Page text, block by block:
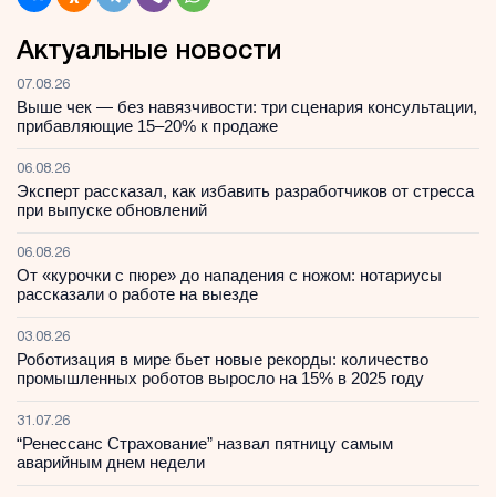
Актуальные новости
07.08.26
Выше чек — без навязчивости: три сценария консультации,
прибавляющие 15–20% к продаже
06.08.26
Эксперт рассказал, как избавить разработчиков от стресса
при выпуске обновлений
06.08.26
От «курочки с пюре» до нападения с ножом: нотариусы
рассказали о работе на выезде
03.08.26
Роботизация в мире бьет новые рекорды: количество
промышленных роботов выросло на 15% в 2025 году
31.07.26
“Ренессанс Страхование” назвал пятницу самым
аварийным днем недели